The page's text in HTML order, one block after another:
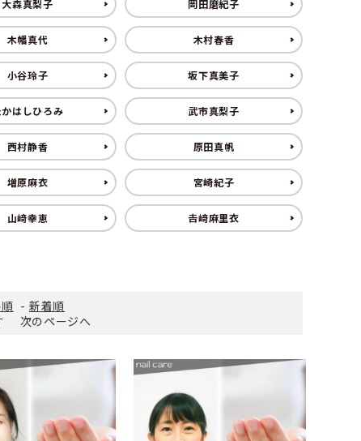
マッサージをする
爪を噛む
ささくれがある
斑がある
剣道
その他スポーツ
大森真梨子 岡田磨紀子
木幡真代 木村春香
小谷玲子 坂下真美子
かはしひろみ 武市真梨子
西村静香 原田真帆
増原麻衣 宮崎紀子
山﨑幸恵 𠮷﨑麻里衣
- 新着順
次のページへ